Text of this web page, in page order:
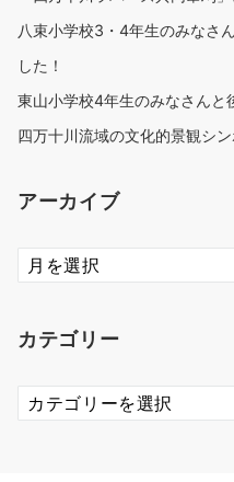
八束小学校3・4年生のみなさ
した！
東山小学校4年生のみなさんと
四万十川流域の文化的景観シン
アーカイブ
ア
ー
ブ
カテゴリー
カ
テ